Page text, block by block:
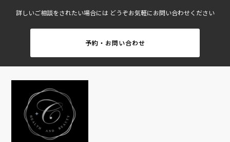
詳しいご相談をされたい場合には どうぞお気軽にお問い合わせください
予約・お問い合わせ